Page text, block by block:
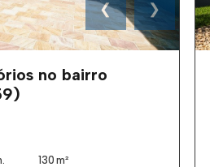
❮ ❯
no bairro
130 m²